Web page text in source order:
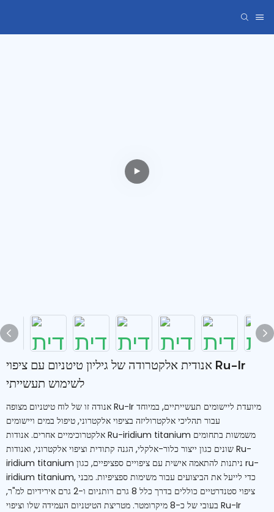
אנודית אלקטרודה של גיליון טיטניום עם ציפוי Ru-Ir
לשימוש תעשייתי
אנודה זו של לוח טיטניום מצופה Ru-Ir מיועדת ליישומים תעשייתיים, במיוחד
עבור תהליכי אלקטרוליזה בציפוי אלקטרוני, טיפול במים ויישומים
אלקטרוכימיים אחרים. אנודות Ru-iridium titanium משמשות בתחומים
שונים כגון ייצור כלור-אלקלי, הגנה קתודית וציפוי אלקטרוני, ואנודות Ru-
iridium titanium ניתנות להתאמה אישית עם ציפויים ספציפיים, כגון ru-
iridium titanium, כדי לייעל את הביצועים עבור משימות ספציפיות. מבני
ציפוי סטנדרטיים כוללים בדרך כלל 8 גרם רותניום ו-2 גרם אירידיום למ"ר,
בעובי של כ-8 מיקרומטר. מטריצת הטיטניום העמידה שלו וציפוי Ru-Ir